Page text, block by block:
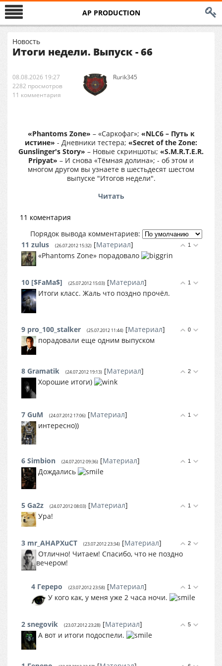
AP PRODUCTION
Новость
Итоги недели. Выпуск - 66
08.08.2026 19:27
2282 просмотров
11 комментария
Rurik345
«Phantoms Zone» – «Саркофаг»; «NLC6 – Путь к
истине» - Дневники тестера; «Secret of the Zone:
Gunslinger's Story» – Новые скриншоты; «S.M.R.T.E.R.
Pripyat» – И снова «Тёмная долина»; - об этом и
многом другом вы узнаете в шестьдесят шестом
выпуске "Итогов недели".
Читать
11 коментария
Порядок вывода комментариев:
1
11 zulus (26.07.2012 15:32) [Материал]
«Phantoms Zone» порадовало
1
10 [$FaMa$] (25.07.2012 15:03) [Материал]
Итоги класс. Жаль что поздно прочёл.
0
9 pro_100_stalker (25.07.2012 11:44) [Материал]
порадовали еще одним выпуском
2
8 Gramatik (24.07.2012 19:13) [Материал]
Хорошие итоги)
1
7 GuM (24.07.2012 17:06) [Материал]
интересно))
1
6 Simbion (24.07.2012 09:36) [Материал]
Дождались
1
5 Ga2z (24.07.2012 08:03) [Материал]
Ура!
2
3 mr_AHAPXuCT (23.07.2012 23:34) [Материал]
Отлично! Читаем! Спасибо, что не поздно
вечером!
1
4 Гереро (23.07.2012 23:58) [Материал]
У кого как, у меня уже 2 часа ночи.
5
2 snegovik (23.07.2012 23:28) [Материал]
А вот и итоги подоспели.